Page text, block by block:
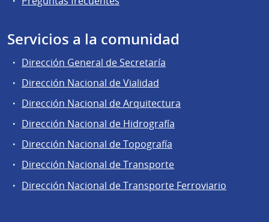
Servicios a la comunidad
Dirección General de Secretaría
Dirección Nacional de Vialidad
Dirección Nacional de Arquitectura
Dirección Nacional de Hidrografía
Dirección Nacional de Topografía
Dirección Nacional de Transporte
Dirección Nacional de Transporte Ferroviario